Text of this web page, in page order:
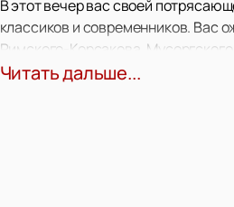
В этот вечер вас своей
классиков и современников. Вас
Римского-Корсакова,
композиции в оригинальной
Читать дальше...